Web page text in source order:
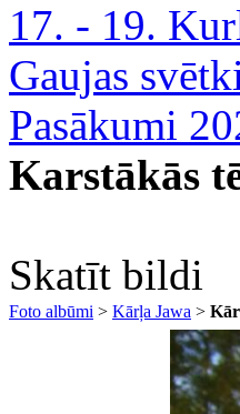
17. - 19.
Gaujas
Pasākumi
Karstākās
Skatīt bildi
Foto albūmi > Kārļa Jawa >